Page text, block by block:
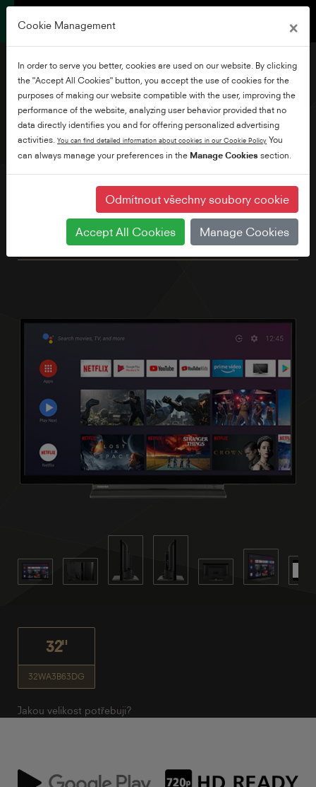
32" HD Ready Android TV
Prozkoumejte tisíce filmů, pořadů, her a získejte odpovědi na
své otázky na velké obrazovce pomocí Android TV a Google
Voice Assistant. Navíc s integrovaným Chromecastem
můžete jednoduše odesílat filmy, pořady a fotografie ze
všech zařízení vaší rodiny. Standardně jsme také zabudovali
32"
32WA3B63DG
Jakou velikost potřebuji?
Cookie Management ×
In order to serve you better, cookies are used on our website. By clicking
the "Accept All Cookies" button, you accept the use of cookies for the
purposes of making our website compatible with the user, improving the
performance of the website, analyzing user behavior provided that no
data directly identifies you and for offering personalized advertising
activities. You can find detailed information about cookies in our Cookie Policy You
can always manage your preferences in the Manage Cookies section.
Odmítnout všechny soubory cookie
Accept All Cookies Manage Cookies